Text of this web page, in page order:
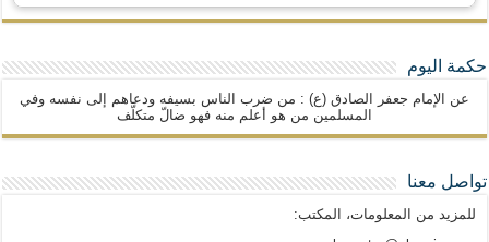
حكمة اليوم
عن الإمام جعفر الصادق (ع) : من ضرب الناس بسيفه ودعاهم إلى نفسه وفي
المسلمين من هو أعلم منه فهو ضالّ متكلّف
تواصل معنا
للمزيد من المعلومات، المكتب: